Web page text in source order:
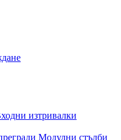
изтривалки
Модулни стълби